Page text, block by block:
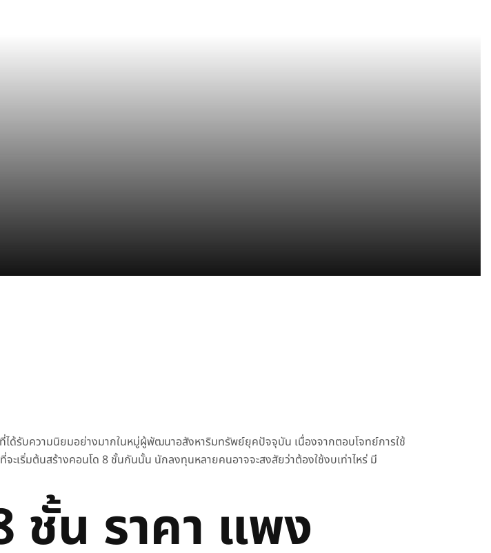
ได้รับความนิยมอย่างมากในหมู่ผู้พัฒนาอสังหาริมทรัพย์ยุคปัจจุบัน เนื่องจากตอบโจทย์การใช้
จะเริ่มต้นสร้างคอนโด 8 ชั้นกันนั้น นักลงทุนหลายคนอาจจะสงสัยว่าต้องใช้งบเท่าไหร่ มี
ชั้น ราคา แพง